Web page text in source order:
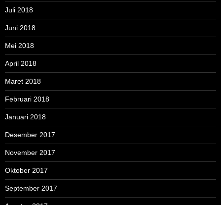
Juli 2018
Juni 2018
Mei 2018
April 2018
Maret 2018
Februari 2018
Januari 2018
Desember 2017
November 2017
Oktober 2017
September 2017